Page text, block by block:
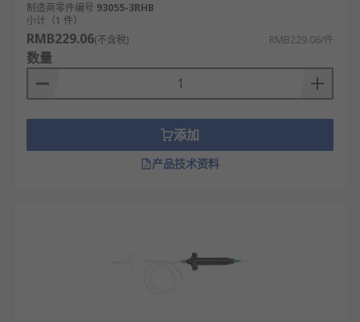
制造商零件编号 93055-3RHB
小计（1 件）
RMB229.06(不含税) RMB229.06/件
数量
添加
产品技术资料